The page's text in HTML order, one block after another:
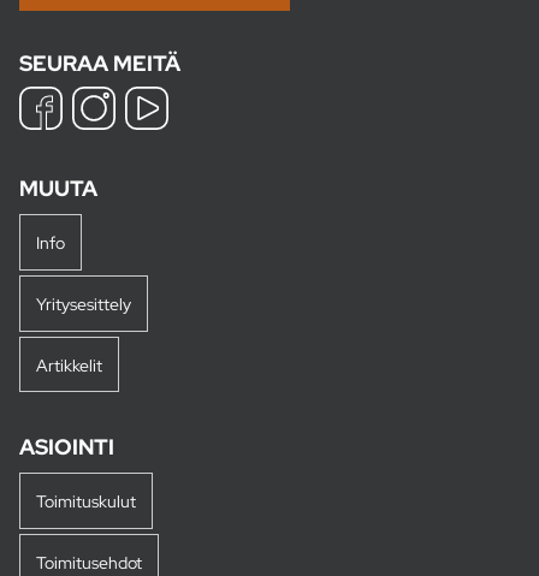
SEURAA MEITÄ
MUUTA
Info
Yritysesittely
Artikkelit
ASIOINTI
Toimituskulut
Toimitusehdot